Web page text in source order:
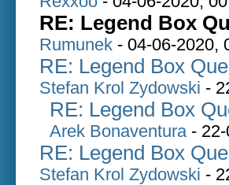
RE: Legend Box
Rumunek - 04-06-2020,
RE: Legend Box
Stefan Krol Zydowski -
RE: Legend Box
Arek Bonaventura- 22-
RE: Legend Box
Stefan Krol Zydowski -